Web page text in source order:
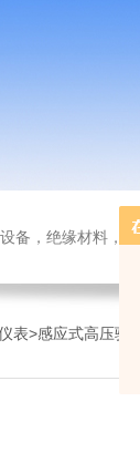
备，绝缘材料，
表>感应式高压验